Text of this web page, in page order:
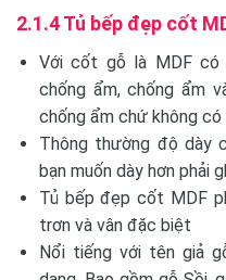
2.1.4 Tủ bếp đẹp cốt
Với cốt gỗ là MDF có
chống ẩm, chống ẩm
chống ẩm chứ không có
Thông thường độ dày
bạn muốn dày hơn phải
Tủ bếp đẹp cốt MDF
trơn và vân đặc biệt
Nổi tiếng với tên giả